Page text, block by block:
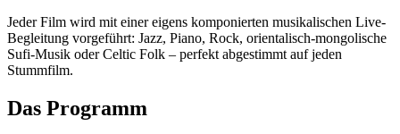
Jeder Film wird mit einer eigens komponierten musikalischen Live-
Begleitung vorgeführt: Jazz, Piano, Rock, orientalisch-mongolische
Sufi-Musik oder Celtic Folk – perfekt abgestimmt auf jeden
Stummfilm.
Das Programm